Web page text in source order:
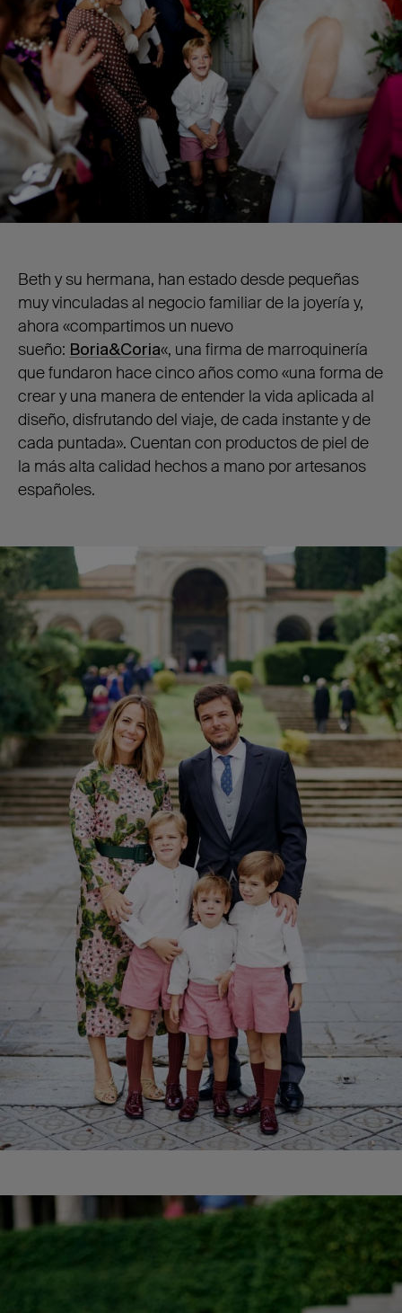
Beth y su hermana, han estado desde pequeñas
muy vinculadas al negocio familiar de la joyería y,
ahora «compartimos un nuevo
sueño: Boria&Coria«, una firma de marroquinería
que fundaron hace cinco años como «una forma de
crear y una manera de entender la vida aplicada al
diseño, disfrutando del viaje, de cada instante y de
cada puntada». Cuentan con productos de piel de
la más alta calidad hechos a mano por artesanos
españoles.